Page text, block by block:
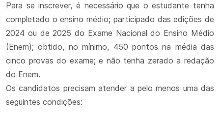
Para se inscrever, é necessário que o estudante tenha
completado o ensino médio; participado das edições de
2024 ou de 2025 do Exame Nacional do Ensino Médio
(Enem); obtido, no mínimo, 450 pontos na média das
cinco provas do exame; e não tenha zerado a redação
do Enem.
Os candidatos precisam atender a pelo menos uma das
seguintes condições: